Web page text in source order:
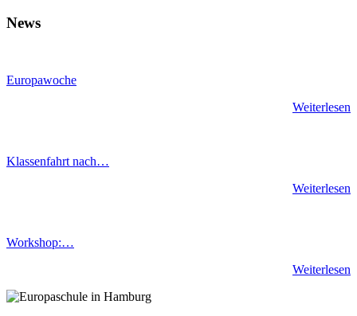
News
Europawoche
Weiterlesen
Klassenfahrt nach…
Weiterlesen
Workshop:…
Weiterlesen